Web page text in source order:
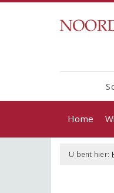
Home
U bent hier: